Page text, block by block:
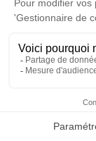
Faire-
Cérémonie
Église
62129